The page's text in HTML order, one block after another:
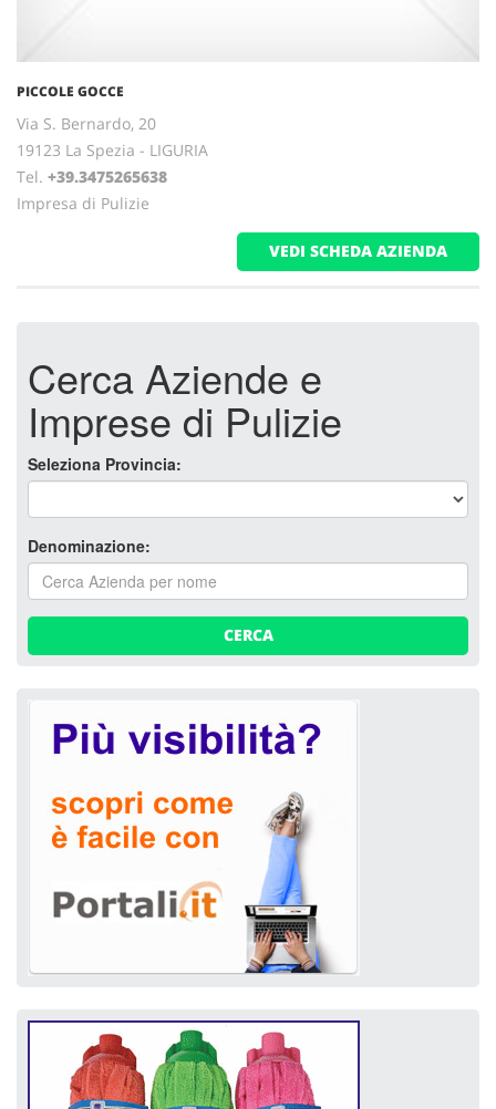
PICCOLE GOCCE
Via S. Bernardo, 20
19123 La Spezia - LIGURIA
Tel. +39.3475265638
Impresa di Pulizie
VEDI SCHEDA AZIENDA
Cerca Aziende e
Imprese di Pulizie
Seleziona Provincia:
Denominazione:
CERCA